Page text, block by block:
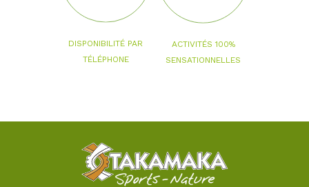
DISPONIBILITÉ PAR
TÉLÉPHONE
ACTIVITÉS 100%
SENSATIONNELLES